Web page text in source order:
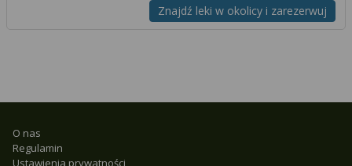
Znajdź leki w okolicy i zarezerwuj
O nas
Regulamin
Ustawienia prywatności